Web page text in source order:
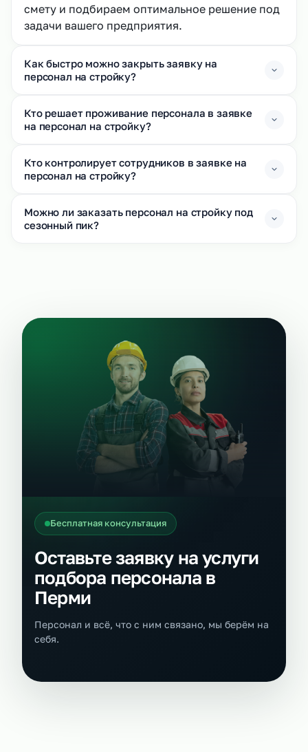
смету и подбираем оптимальное решение под
задачи вашего предприятия.
Как быстро можно закрыть заявку на
персонал на стройку?
Кто решает проживание персонала в заявке
на персонал на стройку?
Кто контролирует сотрудников в заявке на
персонал на стройку?
Можно ли заказать персонал на стройку под
сезонный пик?
Бесплатная консультация
Оставьте заявку на услуги
подбора персонала в
Перми
Персонал и всё, что с ним связано, мы берём на
себя.